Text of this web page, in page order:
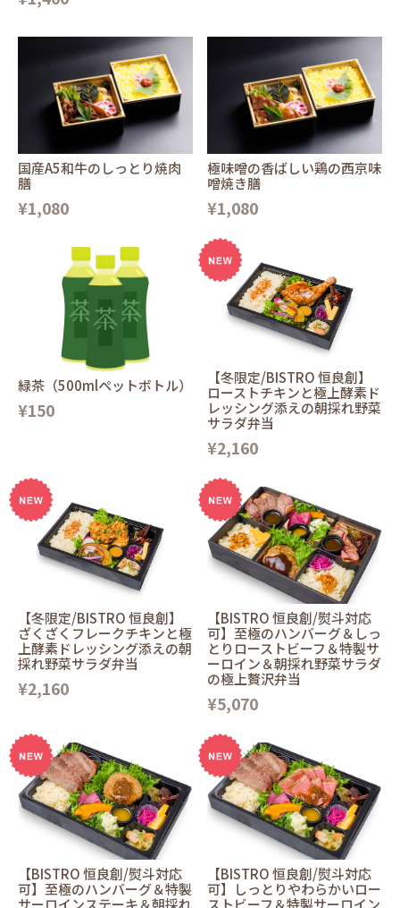
国産A5和牛のしっとり焼肉
膳
¥1,080
極味噌の香ばしい鶏の西京味
噌焼き膳
¥1,080
緑茶（500mlペットボトル）
¥150
【冬限定/BISTRO 恒良創】
ローストチキンと極上酵素ド
レッシング添えの朝採れ野菜
サラダ弁当
¥2,160
【冬限定/BISTRO 恒良創】
ざくざくフレークチキンと極
上酵素ドレッシング添えの朝
採れ野菜サラダ弁当
¥2,160
【BISTRO 恒良創/熨斗対応
可】至極のハンバーグ＆しっ
とりローストビーフ＆特製サ
ーロイン＆朝採れ野菜サラダ
の極上贅沢弁当
¥5,070
【BISTRO 恒良創/熨斗対応
可】至極のハンバーグ＆特製
サーロインステーキ＆朝採れ
【BISTRO 恒良創/熨斗対応
可】しっとりやわらかいロー
ストビーフ＆特製サーロイン